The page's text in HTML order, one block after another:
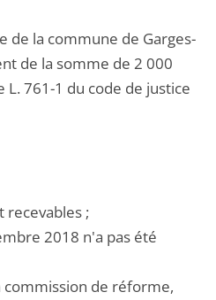
de la commune de Garges-
de la somme de 2 000
761-1 du code de justice
recevables ;
2018 n'a pas été
commission de réforme,